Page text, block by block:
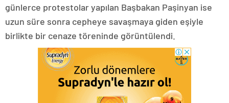
günlerce protestolar yapılan Başbakan Paşinyan ise
uzun süre sonra cepheye savaşmaya giden eşiyle
birlikte bir cenaze töreninde görüntülendi.